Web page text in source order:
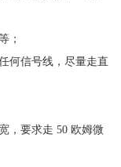
；
何信号线，尽量走直
，要求走 50 欧姆微